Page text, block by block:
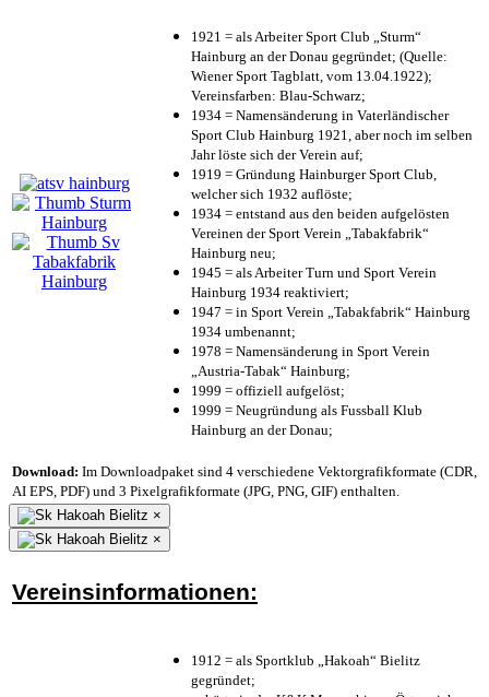
1921 = als Arbeiter Sport Club „Sturm“
Hainburg an der Donau gegründet; (Quelle:
Wiener Sport Tagblatt, vom 13.04.1922);
Vereinsfarben: Blau-Schwarz;
1934 = Namensänderung in Vaterländischer
Sport Club Hainburg 1921, aber noch im selben
Jahr löste sich der Verein auf;
1919 = Gründung Hainburger Sport Club,
welcher sich 1932 auflöste;
1934 = entstand aus den beiden aufgelösten
Vereinen der Sport Verein „Tabakfabrik“
Hainburg neu;
1945 = als Arbeiter Turn und Sport Verein
Hainburg 1934 reaktiviert;
1947 = in Sport Verein „Tabakfabrik“ Hainburg
1934 umbenannt;
1978 = Namensänderung in Sport Verein
„Austria-Tabak“ Hainburg;
1999 = offiziell aufgelöst;
1999 = Neugründung als Fussball Klub
Hainburg an der Donau;
Download: Im Downloadpaket sind 4 verschiedene Vektorgrafikformate (CDR,
AI EPS, PDF) und 3 Pixelgrafikformate (JPG, PNG, GIF) enthalten.
×
×
Vereinsinformationen:
1912 = als Sportklub „Hakoah“ Bielitz
gegründet;